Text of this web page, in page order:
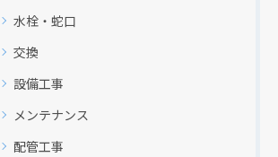
水栓・蛇口
交換
設備工事
メンテナンス
配管工事